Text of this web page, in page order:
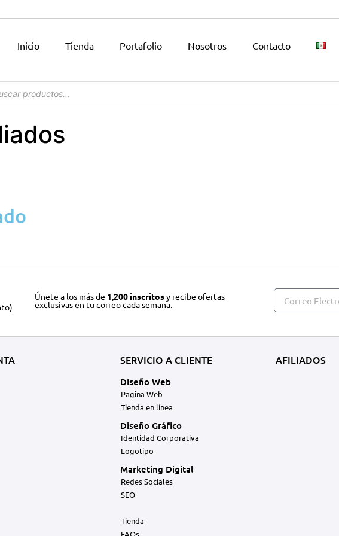
Inicio Tienda Portafolio Nosotros Contacto
Únete a los más de 1,200 inscritosy recibe ofertas
exclusivas en tu correo cada semana.
SERVICIO A CLIENTE
Diseño Web
Pagina Web
Tienda en línea
Diseño Gráfico
Identidad Corporativa
Logotipo
Marketing Digital
Redes Sociales
SEO
Tienda
FAQs
AFILIADOS